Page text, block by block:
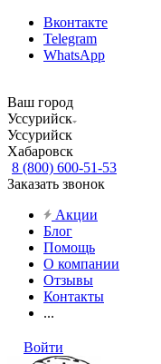
Вконтакте
Telegram
WhatsApp
Ваш город
Уссурийск
Уссурийск
Хабаровск
8 (800) 600-51-53
Заказать звонок
Акции
Блог
Помощь
О компании
Отзывы
Контакты
...
Войти